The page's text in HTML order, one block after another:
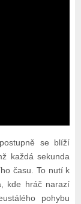
se blíží
každá sekunda
času. To nutí k
kde hráč narazí
pohybu